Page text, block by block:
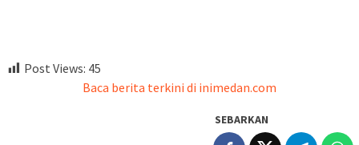
Post Views: 45
Baca berita terkini di inimedan.com
SEBARKAN